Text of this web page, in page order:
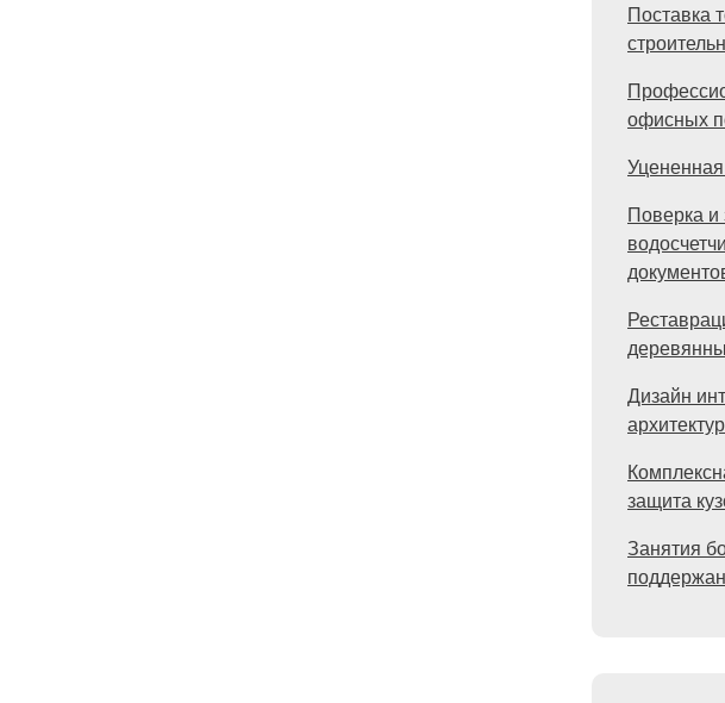
Поставка
офисных
Поверка и
Дизайн
защита
Занятия